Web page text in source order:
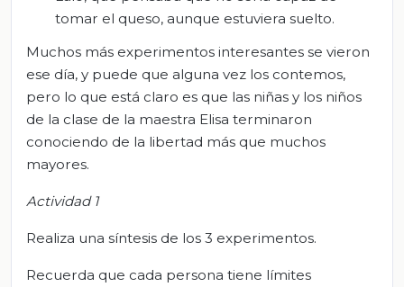
tomar el queso, aunque estuviera suelto.
Muchos más experimentos interesantes se vieron
ese día, y puede que alguna vez los contemos,
pero lo que está claro es que las niñas y los niños
de la clase de la maestra Elisa terminaron
conociendo de la libertad más que muchos
mayores.
Actividad 1
Realiza una síntesis de los 3 experimentos.
Recuerda que cada persona tiene límites